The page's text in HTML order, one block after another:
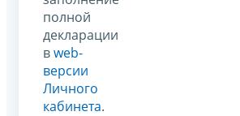
полной
декларации
вweb-
версии
Личного
кабинета.